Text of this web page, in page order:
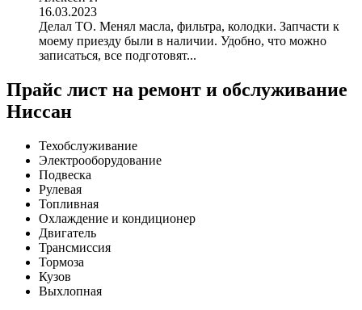
16.03.2023
Делал ТО. Менял масла, фильтра, колодки. Запчасти к
моему приезду были в наличии. Удобно, что можно
записаться, все подготовят...
Прайс лист на ремонт и обслуживание
Ниссан
Техобслуживание
Электрооборудование
Подвеска
Рулевая
Топливная
Охлаждение и кондиционер
Двигатель
Трансмиссия
Тормоза
Кузов
Выхлопная